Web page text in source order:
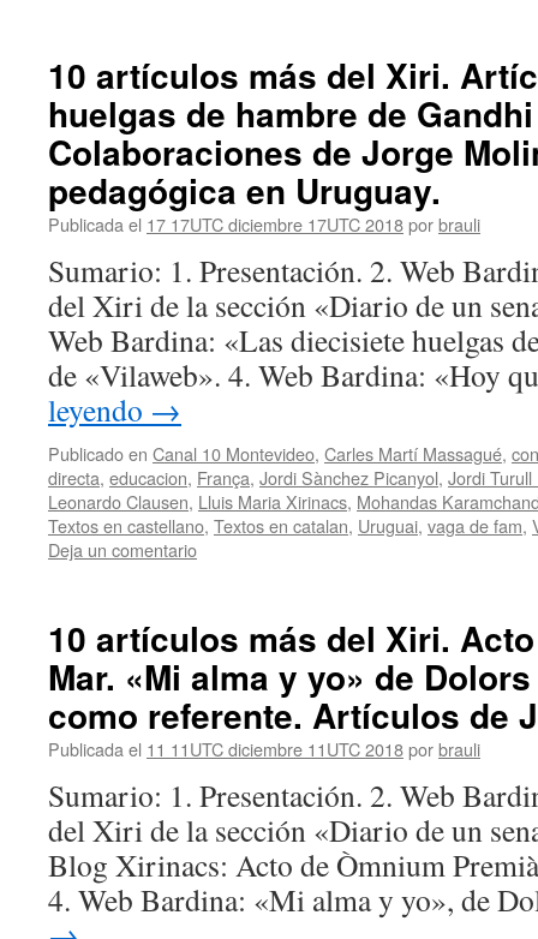
10 artículos más del Xiri.
huelgas de hambre de
Colaboraciones de Jorge
pedagógica en Uruguay.
Publicada el 17 17UTC diciembre 17UTC 2018porbrauli
Sumario: 1. Presentación. 2. Web
del Xiri de la sección «Diario de un
Web Bardina: «Las diecisiete huelgas
de «Vilaweb». 4. Web Bardina: «Hoy
leyendo →
Publicado en Canal 10 Montevideo, Carles Martí Massagué,
directa, educacion, França, Jordi Sànchez Picanyol, Jordi Turull
Leonardo Clausen, Lluis Maria Xirinacs, Mohandas
Textos en castellano, Textos en catalan, Uruguai, vaga de fam,
Deja un comentario
10 artículos más del Xiri.
Mar. «Mi alma y yo» de
como referente. Artículos de
Publicada el 11 11UTC diciembre 11UTC 2018porbrauli
Sumario: 1. Presentación. 2. Web
del Xiri de la sección «Diario de un
Blog Xirinacs: Acto de Òmnium
4. Web Bardina: «Mi alma y yo», de